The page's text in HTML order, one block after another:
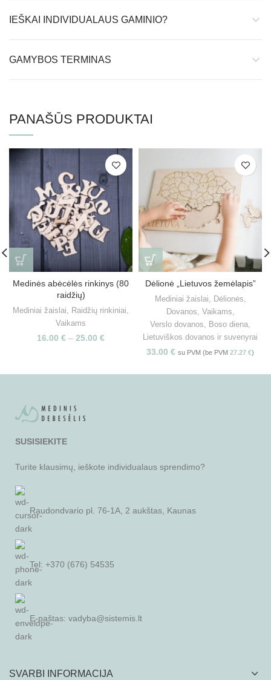
IEŠKAI INDIVIDUALAUS GAMINIO?
GAMYBOS TERMINAS
PANAŠŪS PRODUKTAI
Medinės abėcėlės rinkinys (80
raidžių)
Mediniai žaislai, Raidžių rinkiniai,
Vaikams
16.00 € – 25.00 €
Dėlionė „Lietuvos žemėlapis”
Mediniai žaislai, Dėlionės,
Dovanos, Vaikams,
Verslo dovanos, Boso diena,
Lietuviškos dovanos ir suvenyrai
33.00 € su PVM (be PVM 27.27 €)
SUSISIEKITE
Turite klausimų, ieškote individualaus sprendimo?
Raudondvario pl. 76-1A, 2 aukštas, Kaunas
Tel: +370 (676) 54535
E-paštas: vadyba@sistemis.lt
SVARBI INFORMACIJA